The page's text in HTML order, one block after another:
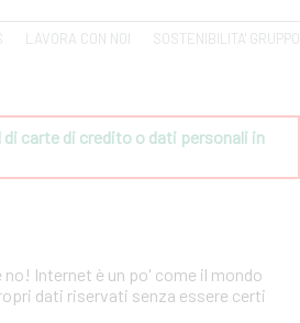
LAVORA CON NOI SOSTENIBILITA' GRUPPO
carte di credito o dati personali in
Internet è un po' come il mondo
dati riservati senza essere certi